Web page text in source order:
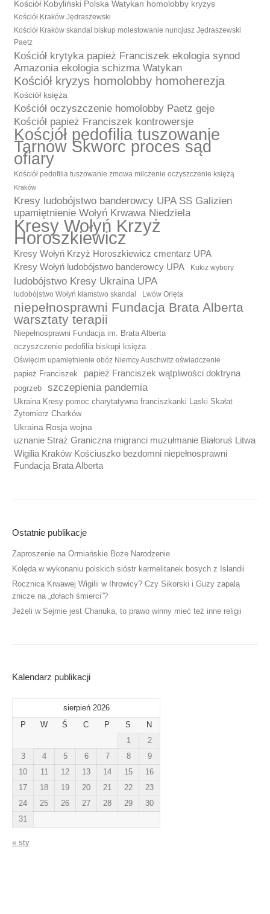
Kościół Kobyliński Polska Watykan homolobby kryzys
Kościół Kraków Jędraszewski
Kościół Kraków skandal biskup molestowanie nuncjusz Jędraszewski
Paetz
Kościół krytyka papież Franciszek ekologia synod
Amazonia ekologia schizma Watykan
Kościół kryzys homolobby homoherezja
Kościół księża
Kościół oczyszczenie homolobby Paetz geje
Kościół papież Franciszek kontrowersje
Kościół pedofilia tuszowanie
Tarnów Skworc proces sąd
ofiary
Kościół pedofilia tuszowanie zmowa milczenie oczyszczenie księżą
Kraków
Kresy ludobójstwo banderowcy UPA SS Galizien
upamiętnienie Wołyń Krwawa Niedziela
Kresy Wołyń Krzyż
Horoszkiewicz
Kresy Wołyń Krzyż Horoszkiewicz cmentarz UPA
Kresy Wołyń ludobójstwo banderowcy UPA
Kukiz wybory
ludobójstwo Kresy Ukraina UPA
ludobójstwo Wołyń kłamstwo skandal Lwów Orlęta
niepełnosprawni Fundacja Brata Alberta
warsztaty terapii
Niepełnosprawni Fundacja im. Brata Alberta
oczyszczenie pedofilia biskupi księża
Oświęcim upamiętnienie obóz Niemcy Auschwitz oświadczenie
papież Franciszek papież Franciszek wątpliwości doktryna
pogrzeb szczepienia pandemia
Ukraina Kresy pomoc charytatywna franciszkanki Laski Skałat
Żytomierz Charków
Ukraina Rosja wojna
uznanie Straż Graniczna migranci muzułmanie Białoruś Litwa
Wigilia Kraków Kościuszko bezdomni niepełnosprawni
Fundacja Brata Alberta
Ostatnie publikacje
Zaproszenie na Ormiańskie Boże Narodzenie
Kolęda w wykonaniu polskich sióstr karmelitanek bosych z Islandii
Rocznica Krwawej Wigilii w Ihrowicy? Czy Sikorski i Guzy zapalą
znicze na „dołach śmierci”?
Jeżeli w Sejmie jest Chanuka, to prawo winny mieć też inne religii
Kalendarz publikacji
sierpień 2026
P
W Ś C P S
N
1
2
3
4 5 6 7 8
9
10
11 12 13 14 15
16
17
18 19 20 21 22
23
24
25 26 27 28 29
30
31
« sty